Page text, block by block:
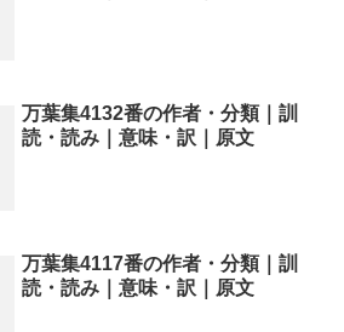
万葉集4132番の作者・分類｜訓
読・読み｜意味・訳｜原文
万葉集4117番の作者・分類｜訓
読・読み｜意味・訳｜原文